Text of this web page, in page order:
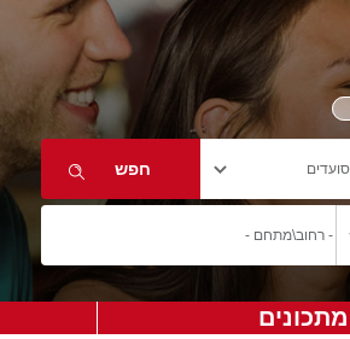
מתכונים